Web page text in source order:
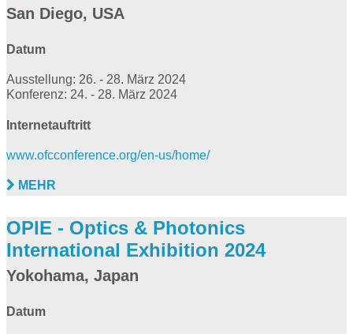
San Diego, USA
Datum
Ausstellung: 26. - 28. März 2024
Konferenz: 24. - 28. März 2024
Internetauftritt
www.ofcconference.org/en-us/home/
MEHR
OPIE - Optics & Photonics
International Exhibition 2024
Yokohama, Japan
Datum